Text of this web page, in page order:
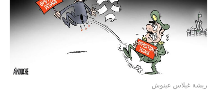
ريشة غيلاس عينوش